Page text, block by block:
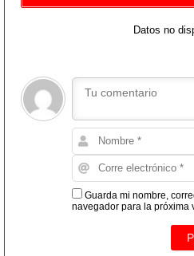
Datos no
Guarda mi nombre,
navegador para la próxima